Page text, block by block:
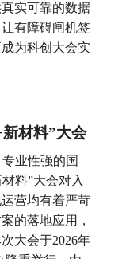
实可靠的数据
有障碍闸机签
为科创大会实
材料”大会
业性强的国
料”大会对入
营均有着严苛
的落地应用，
大会于2026年